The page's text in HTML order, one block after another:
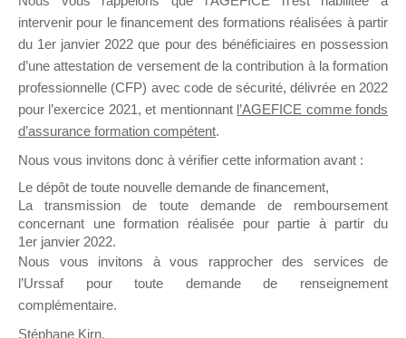
Ce groupe est destiné aux Organismes de
Formation qui souhaitent répondre à l’Appel à
Propositions Mallette du Dirigeant.
Ce groupe propose un forum dédié au support
sur lequel il est possible de laisser un message
ou poser une question.
NB : Il est nécessaire d’être
pouvoir rejoindre ce groupe
intervenir pour le financement des formations réalisées à partir
du 1er janvier 2022 que pour des bénéficiaires en possession
d’une attestation de versement de la contribution à la formation
professionnelle (CFP) avec code de sécurité, délivrée en 2022
pour l’exercice 2021, et mentionnant l’AGEFICE comme fonds
d’assurance formation compétent.
Nous vous invitons donc à vérifier cette information avant :
Le dépôt de toute nouvelle demande de financement,
La transmission de toute demande de remboursement
concernant une formation réalisée pour partie à partir du
1er janvier 2022.
Nous vous invitons à vous rapprocher des services de
l’Urssaf pour toute demande de renseignement
complémentaire.
Stéphane Kirn,